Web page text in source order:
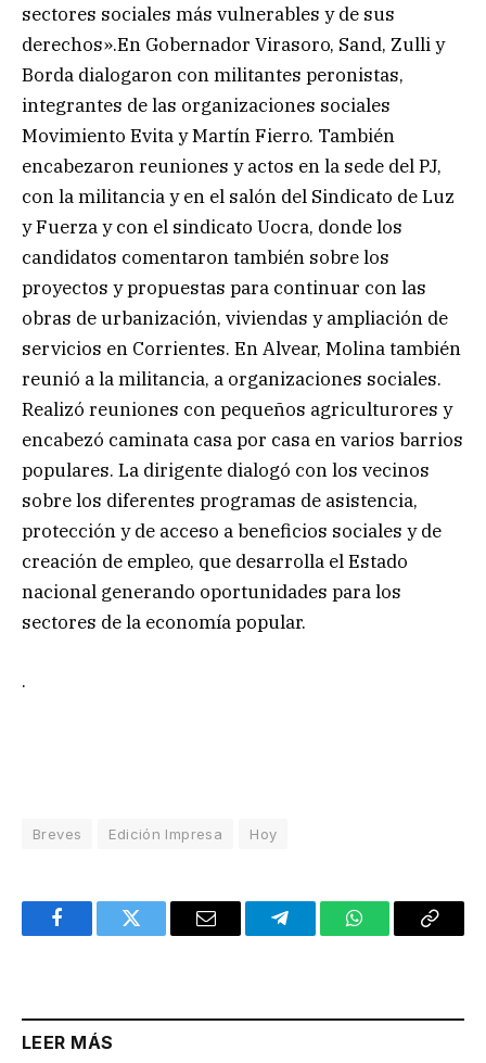
sectores sociales más vulnerables y de sus
derechos».En Gobernador Virasoro, Sand, Zulli y
Borda dialogaron con militantes peronistas,
integrantes de las organizaciones sociales
Movimiento Evita y Martín Fierro. También
encabezaron reuniones y actos en la sede del PJ,
con la militancia y en el salón del Sindicato de Luz
y Fuerza y con el sindicato Uocra, donde los
candidatos comentaron también sobre los
proyectos y propuestas para continuar con las
obras de urbanización, viviendas y ampliación de
servicios en Corrientes. En Alvear, Molina también
reunió a la militancia, a organizaciones sociales.
Realizó reuniones con pequeños agriculturores y
encabezó caminata casa por casa en varios barrios
populares. La dirigente dialogó con los vecinos
sobre los diferentes programas de asistencia,
protección y de acceso a beneficios sociales y de
creación de empleo, que desarrolla el Estado
nacional generando oportunidades para los
sectores de la economía popular.
.
Breves Edición Impresa Hoy
FacebookTwitter Email TelegramWhatsAppCopy
LEER MÁS